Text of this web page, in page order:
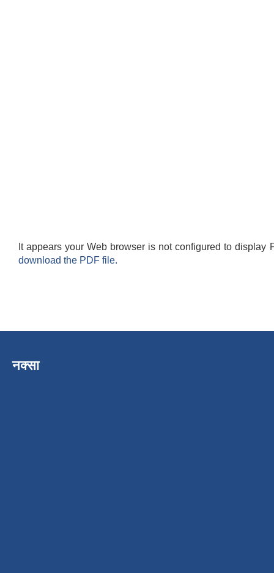
It appears your Web browser is not configured to display
download the PDF file.
नक्सा